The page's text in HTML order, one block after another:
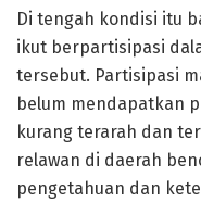
Di tengah kondisi itu
ikut berpartisipasi
tersebut. Partisipasi
belum mendapatkan
kurang terarah dan
relawan di daerah
pengetahuan dan